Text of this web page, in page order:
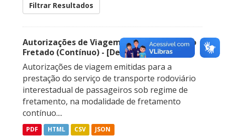
Filtrar Resultados
Autorizações de Viagem Nacional – Serviço
Fretado (Contínuo) - [Descontinuado]
Autorizações de viagem emitidas para a
prestação do serviço de transporte rodoviário
interestadual de passageiros sob regime de
fretamento, na modalidade de fretamento
contínuo....
PDF HTML CSV JSON